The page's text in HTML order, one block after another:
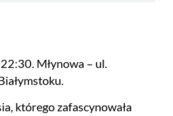
Młynowa – ul.
którego zafascynowała